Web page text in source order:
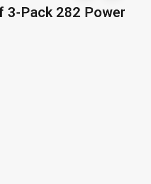
3-Pack 282 Power